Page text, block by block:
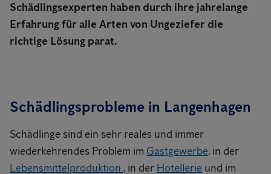
Schädlingsexperten haben durch ihre jahrelange
Erfahrung für alle Arten von Ungeziefer die
richtige Lösung parat.
Schädlingsprobleme in Langenhagen
Schädlinge sind ein sehr reales und immer
wiederkehrendes Problem im Gastgewerbe, in der
Lebensmittelproduktion , in der Hotellerie und im